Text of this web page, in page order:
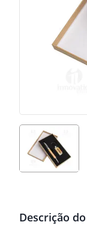
Descrição